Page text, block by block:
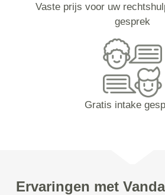
Vaste prijs voor uw
gesprek
Gratis intake
Ervaringen met